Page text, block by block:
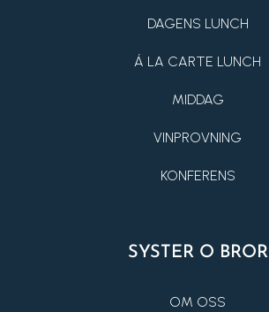
DAGENS LUNCH
Á LA CARTE LUNCH
MIDDAG
VINPROVNING
KONFERENS
SYSTER O BROR
OM OSS